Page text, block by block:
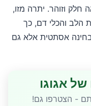
וזוהר. יתרה מזו,
הלב והכלי דם, כך
אסתטית אלא גם
אגוגו
- הצטרפו גם!